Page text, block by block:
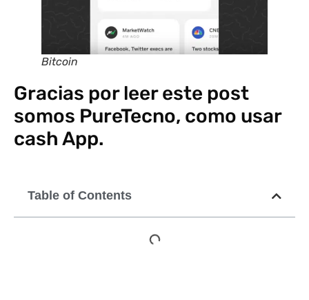
Bitcoin
Gracias por leer este post
somos PureTecno, como usar
cash App.
Table of Contents